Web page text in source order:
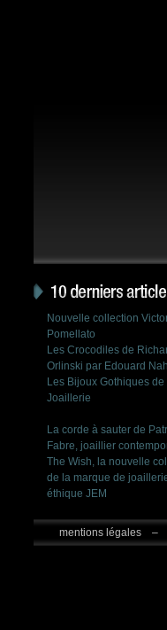
Nouvelle collection
Pomellato
Les Crocodiles de
Orlinski par Edouard
Les Bijoux Gothiques de
Joaillerie
La corde à sauter de
Fabre, joaillier
The Wish, la nouvelle
de la marque de
éthique JEM
mentions légales–